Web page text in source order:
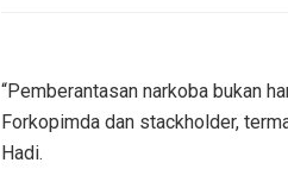
“Pemberantasan narkoba bukan
Forkopimda dan stackholder,
Hadi.